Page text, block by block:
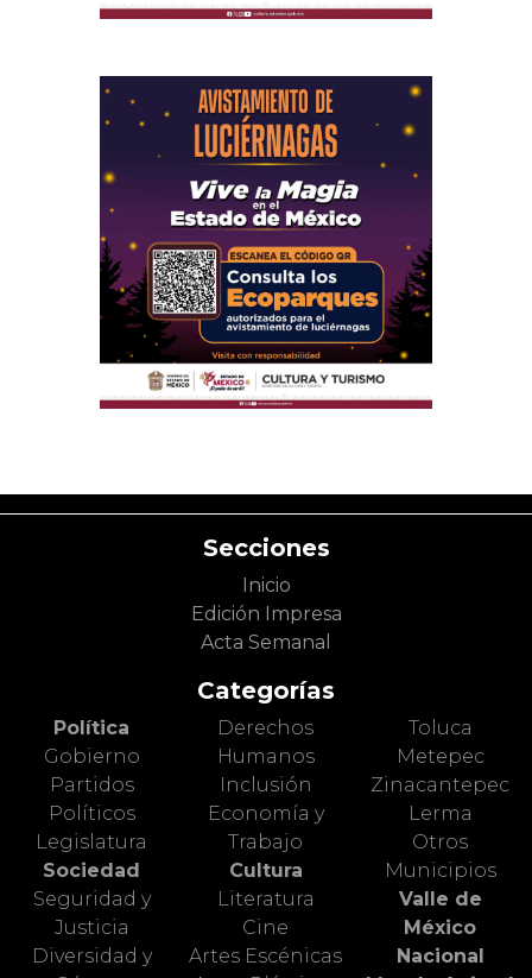
Secciones
Inicio
Edición Impresa
Acta Semanal
Categorías
Política
Gobierno
Partidos
Políticos
Legislatura
Sociedad
Seguridad y
Justicia
Diversidad y
Derechos
Humanos
Inclusión
Economía y
Trabajo
Cultura
Literatura
Cine
Artes Escénicas
Toluca
Metepec
Zinacantepec
Lerma
Otros
Municipios
Valle de
México
Nacional